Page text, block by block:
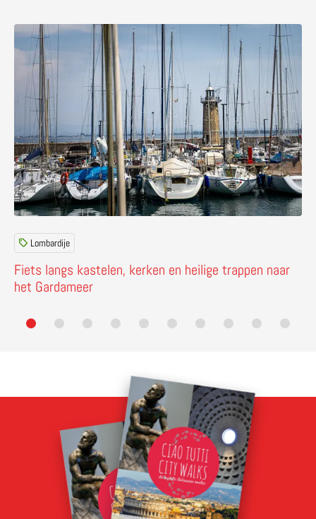
Fiets langs kastelen, kerken en heilige trappen naar
het Gardameer
Lombardije
Lees meer over Fiets langs kastelen, kerken en heilige